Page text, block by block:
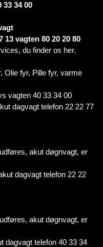
33 34 00
13 vagten 80 20 20 80
du finder os her.
fyr, Pille fyr, varme
vagten 40 33 34 00
dagvagt telefon 22 22 77
akut døgnvagt, er
dagvagt telefon 22 22
akut døgnvagt, er
dagvagt telefon 40 33 34